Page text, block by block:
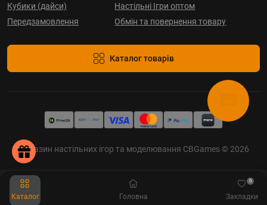
Каталог Головна Закладки
0
Кубики (дайси)
Передзамовлення
Настільні Ігри оптом
Обмін та повернення товару
Каталог товарів
Магазин настільних ігор та моделювання CBGames © 2026